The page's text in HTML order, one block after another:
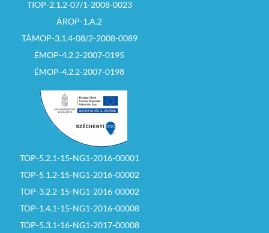
TIOP-2.1.2-07/1-2008-0023
ÁROP-1.A.2
TÁMOP-3.1.4-08/2-2008-0089
ÉMOP-4.2.2-2007-0195
ÉMOP-4.2.2-2007-0198
TOP-5.2.1-15-NG1-2016-00001
TOP-5.1.2-15-NG1-2016-00002
TOP-3.2.2-15-NG1-2016-00002
TOP-1.4.1-15-NG1-2016-00008
TOP-5.3.1-16-NG1-2017-00008